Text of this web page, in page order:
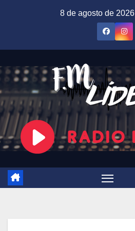
8 de agosto de 2026